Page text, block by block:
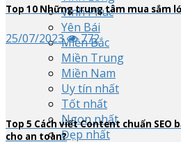
Vĩnh Phúc
Yên Bái
Miền Bắc
Miền Trung
Miền Nam
Uy tín nhất
Tốt nhất
Ngon nhất
Đẹp nhất
Top 10 Những trung tâm mua sắm
25/07/2023 772
Top 5 Cách viết Content chuẩn SEO
cho an toàn?